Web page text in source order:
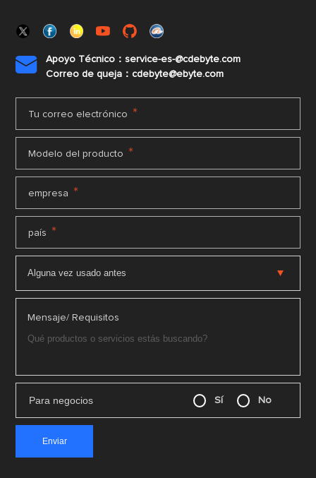

Apoyo Técnico：service-es-@cdebyte.com
Correo de queja：cdebyte@ebyte.com
Tu correo electrónico *
Modelo del producto *
empresa *
país *
Mensaje/ Requisitos
Para negocios Sí No